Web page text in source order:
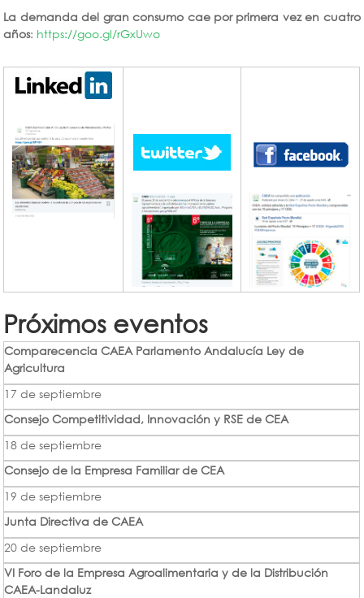
La demanda del gran consumo cae por primera vez en cuatro
años: https://goo.gl/rGxUwo
Próximos eventos
Comparecencia CAEA Parlamento Andalucía Ley de
Agricultura
17 de septiembre
Consejo Competitividad, Innovación y RSE de CEA
18 de septiembre
Consejo de la Empresa Familiar de CEA
19 de septiembre
Junta Directiva de CAEA
20 de septiembre
VI Foro de la Empresa Agroalimentaria y de la Distribución
CAEA-Landaluz